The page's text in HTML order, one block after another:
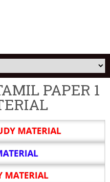
PAPER 1
MATERIAL
MATERIAL